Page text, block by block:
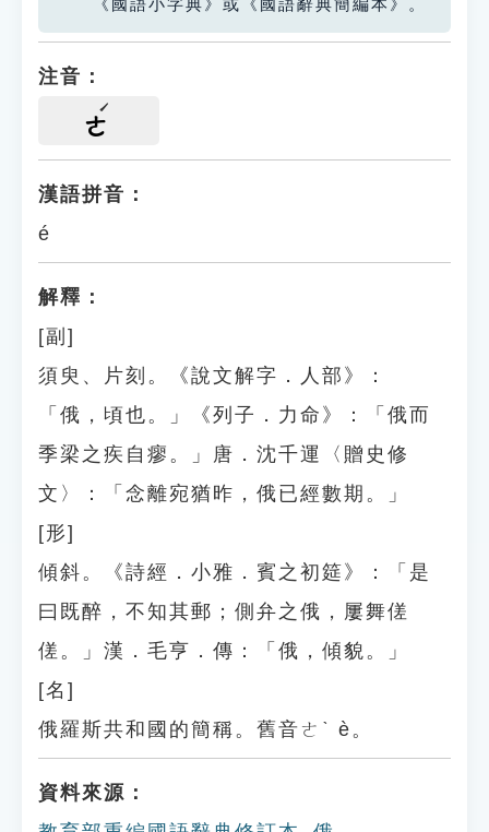
《國語小字典》或《國語辭典簡編本》。
注音：
ㄜ
漢語拼音：
é
解釋：
[副]
須臾、片刻。《說文解字．人部》：
「俄，頃也。」《列子．力命》：「俄而
季梁之疾自瘳。」唐．沈千運〈贈史修
文〉：「念離宛猶昨，俄已經數期。」
[形]
傾斜。《詩經．小雅．賓之初筵》：「是
曰既醉，不知其郵；側弁之俄，屢舞傞
傞。」漢．毛亨．傳：「俄，傾貌。」
[名]
俄羅斯共和國的簡稱。舊音ㄜˋ è。
資料來源：